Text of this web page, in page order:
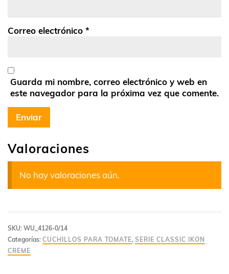
Valoraciones
No hay valoraciones aún.
Correo electrónico *
Guarda mi nombre, correo electrónico y web en
este navegador para la próxima vez que comente.
SKU: WU_4126-0/14
Categorías: CUCHILLOS PARA TOMATE, SERIE CLASSIC IKON
CREME